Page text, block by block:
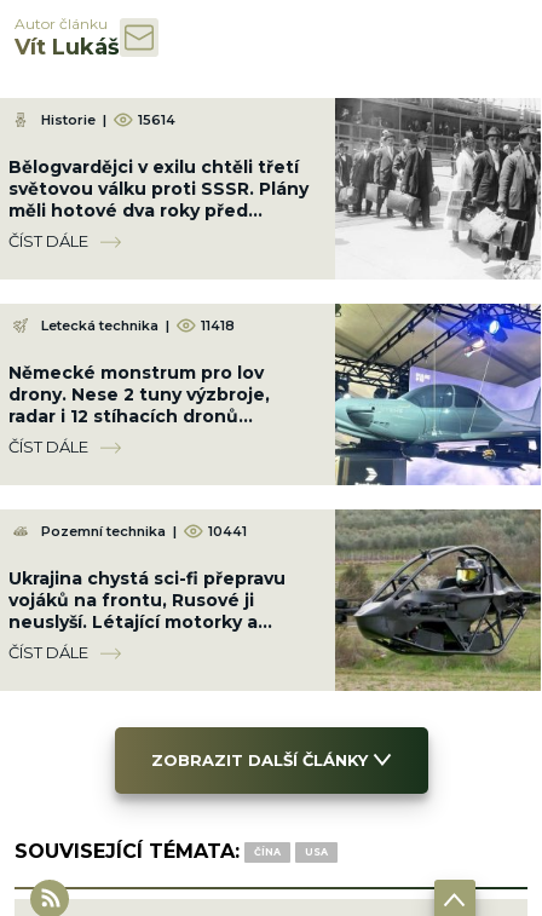
Autor článku
Vít Lukáš
Historie | 15614
Bělogvardějci v exilu chtěli třetí
světovou válku proti SSSR. Plány
měli hotové dva roky před
vznikem NATO
ČÍST DÁLE
Letecká technika | 11418
Německé monstrum pro lov
drony. Nese 2 tuny výzbroje,
radar i 12 stíhacích dronů
najednou
ČÍST DÁLE
Pozemní technika | 10441
Ukrajina chystá sci-fi přepravu
vojáků na frontu, Rusové ji
neuslyší. Létající motorky a
„aerobuginy“ jsou za rohem
ČÍST DÁLE
ZOBRAZIT DALŠÍ ČLÁNKY
SOUVISEJÍCÍ TÉMATA: ČÍNA USA